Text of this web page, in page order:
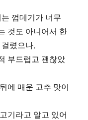
껍데기가 너무
것도 아니어서 한
렸으나,
부드럽고 괜찮았
에 매운 고추 맛이
기라고 알고 있어